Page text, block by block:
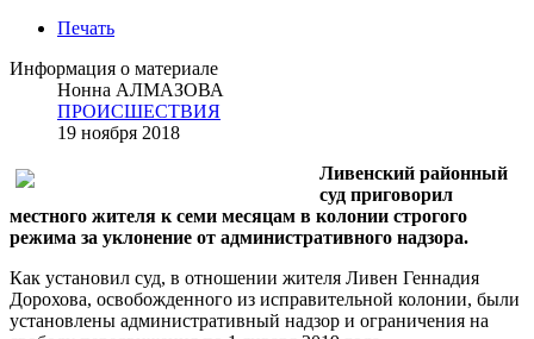
Печать
Информация о материале
Нонна АЛМАЗОВА
ПРОИСШЕСТВИЯ
19 ноября 2018
Ливенский районный
суд приговорил
местного жителя к семи месяцам в колонии строгого
режима за уклонение от административного надзора.
Как установил суд, в отношении жителя Ливен Геннадия
Дорохова, освобожденного из исправительной колонии, были
установлены административный надзор и ограничения на